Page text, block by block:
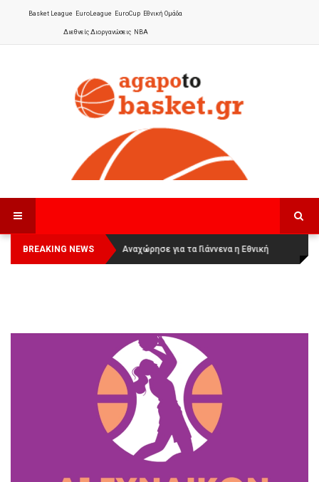
Basket League EuroLeague EuroCup Εθνική Ομάδα
Διεθνείς Διοργανώσεις NBA
BREAKING NEWS
Οι Πάνθηρες Καβάλας στην Women
Basketball League 1
Αναχώρησε για τα Γιάννενα η Εθνική
Γυναικών: